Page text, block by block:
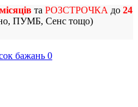
та РОЗСТРОЧКА до 24
ПУМБ, Сенс тощо)
0